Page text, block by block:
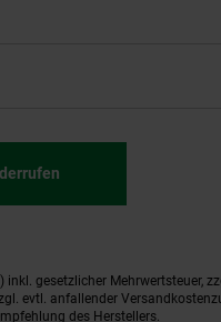
inkl. gesetzlicher Mehrwertsteuer,
evtl. anfallender
des Herstellers.